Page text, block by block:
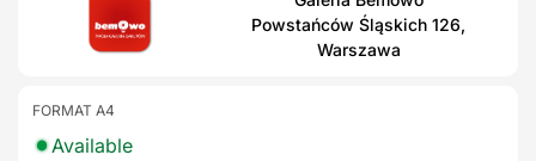
Powstańców Śląskich 126,
Warszawa
FORMAT A4
Available